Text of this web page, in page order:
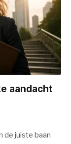
aandacht
de juiste baan